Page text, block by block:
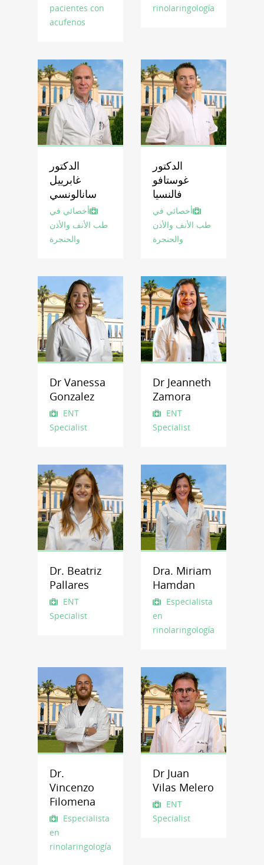
Otorrinolaringología
pacientes con
acufenos
الدكتور
غوستافو
فالنسيا
أخصائي في
طب الأنف والأذن
والحنجرة
الدكتور
غابرييل
سانالونسي
أخصائي في
طب الأنف والأذن
والحنجرة
Dr Jeanneth
Zamora
ENT
Specialist
Dr Vanessa
Gonzalez
ENT
Specialist
Dra. Miriam
Hamdan
Especialista
en
Otorrinolaringología
Dr. Beatriz
Pallares
ENT
Specialist
Dr Juan
Vilas Melero
ENT
Specialist
Dr.
Vincenzo
Filomena
Especialista
en
Otorrinolaringología